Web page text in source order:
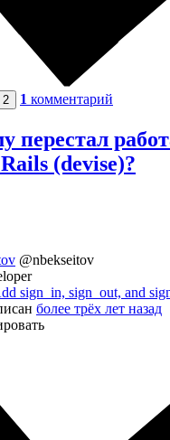
2 1 комментарий
перестал
(devise)?
@nbekseitov
sign_in, sign_out, and
более трёх лет назад